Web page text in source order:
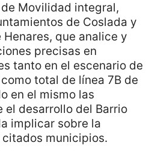
Movilidad integral,
de Coslada y
Henares, que analice y
precisas en
tanto en el escenario de
total de línea 7B de
en el mismo las
el desarrollo del Barrio
implicar sobre la
municipios.